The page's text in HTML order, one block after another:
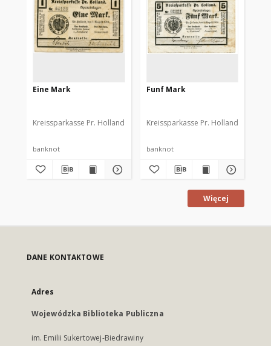
Eine Mark
Kreissparkasse Pr. Holland
banknot
Funf Mark
Kreissparkasse Pr. Holland
banknot
Więcej
DANE KONTAKTOWE
Adres
Wojewódzka Biblioteka Publiczna
im. Emilii Sukertowej-Biedrawiny